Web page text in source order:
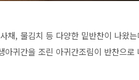
채, 물김치 등 다양한 밑반찬이 나왔는
귀간을 조린 아귀간조림이 반찬으로